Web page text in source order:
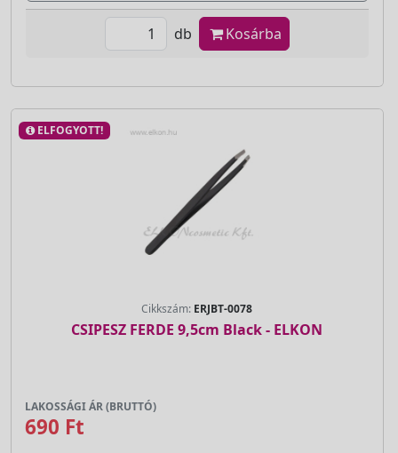
db Kosárba
ELFOGYOTT!
Cikkszám: ERJBT-0078
CSIPESZ FERDE 9,5cm Black - ELKON
LAKOSSÁGI ÁR (BRUTTÓ)
690 Ft